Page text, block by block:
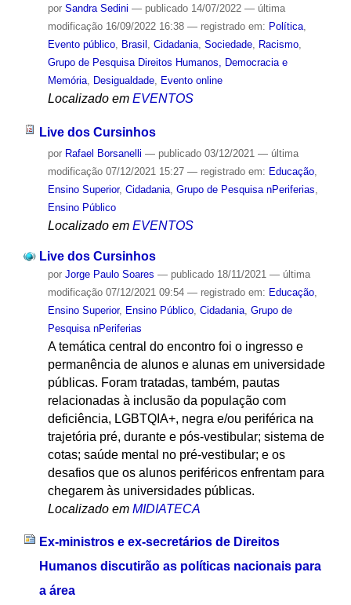
por Sandra Sedini — publicado14/07/2022 — última
modificação16/09/2022 16:38 — registrado em: Política,
Evento público, Brasil , Cidadania, Sociedade, Racismo,
Grupo de Pesquisa Direitos Humanos, Democracia e
Memória, Desigualdade, Evento online
Localizado em EVENTOS
Live dos Cursinhos
por Rafael Borsanelli — publicado03/12/2021 — última
modificação07/12/2021 15:27 — registrado em: Educação,
Ensino Superior, Cidadania, Grupo de Pesquisa nPeriferias,
Ensino Público
Localizado em EVENTOS
Live dos Cursinhos
por Jorge Paulo Soares — publicado18/11/2021 — última
modificação07/12/2021 09:54 — registrado em: Educação,
Ensino Superior, Ensino Público, Cidadania, Grupo de
Pesquisa nPeriferias
A temática central do encontro foi o ingresso e
permanência de alunos e alunas em universidade
públicas. Foram tratadas, também, pautas
relacionadas à inclusão da população com
deficiência, LGBTQIA+, negra e/ou periférica na
trajetória pré, durante e pós-vestibular; sistema de
cotas; saúde mental no pré-vestibular; e os
desafios que os alunos periféricos enfrentam para
chegarem às universidades públicas.
Localizado em MIDIATECA
Ex-ministros e ex-secretários de Direitos
Humanos discutirão as políticas nacionais para
a área